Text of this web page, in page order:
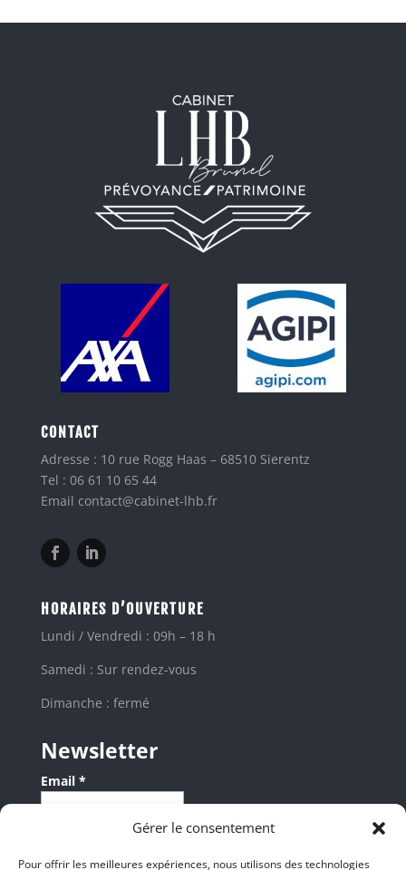
Gérer le consentement
Pour offrir les meilleures expériences, nous utilisons des technologies
CONTACT
Adresse : 10 rue Rogg Haas – 68510 Sierentz
Tel : 06 61 10 65 44
Email contact@cabinet-lhb.fr
HORAIRES D’OUVERTURE
Lundi / Vendredi : 09h – 18 h
Samedi : Sur rendez-vous
Dimanche : fermé
Newsletter
Email *
Les champs suivis d'une * sont obligatoires